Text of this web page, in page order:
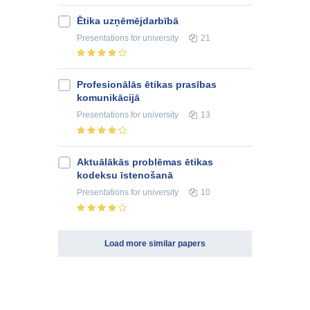
Ētika uzņēmējdarbībā
Presentations for university 21
Profesionālās ētikas prasības
komunikācijā
Presentations for university 13
Aktuālākās problēmas ētikas
kodeksu īstenošanā
Presentations for university 10
Load more similar papers